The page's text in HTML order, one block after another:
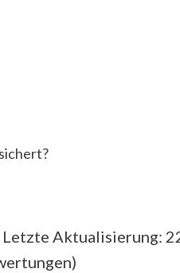
Aktualisierung:
)